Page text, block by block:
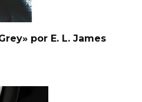
por E. L. James